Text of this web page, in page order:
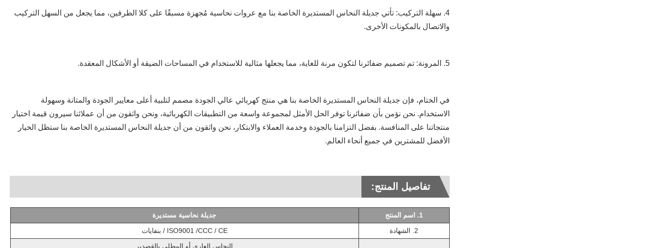
4. سهلة التركيب: تأتي جديلة النحاس المستديرة الخاصة بنا مع عروات نحاسية مُجهزة مسبقًا على كلا الطرفين، مما يجعل من السهل التركيب
والاتصال بالمكونات الأخرى.
5. المرونة: تم تصميم ضفائرنا لتكون مرنة للغاية، مما يجعلها مثالية للاستخدام في المساحات الضيقة أو الأشكال المعقدة.
في الختام، فإن جديلة النحاس المستديرة الخاصة بنا هي منتج كهربائي عالي الجودة مصمم لتلبية أعلى معايير الجودة والمتانة وسهولة
الاستخدام. نحن نؤمن بأن ضفائرنا توفر الحل الأمثل لمجموعة واسعة من التطبيقات الكهربائية، ونحن واثقون من أن عملائنا سيرون قيمة اختيار
منتجاتنا على المنافسة. بفضل التزامنا بالجودة وخدمة العملاء والابتكار، نحن واثقون من أن جديلة النحاس المستديرة الخاصة بنا ستظل الخيار
الأفضل للمشترين في جميع أنحاء العالم.
تفاصيل المنتج:
1. اسم المنتج
جديلة نحاسية مستديرة
2. الشهادة
ISO9001 /CCC / CE / بنفايات
النحاس العاري أو المطلي بالقصدير